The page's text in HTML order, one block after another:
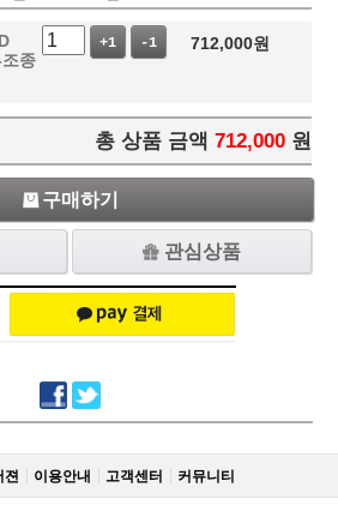
종
+1 -1 712,000원
총 상품 금액 712,000 원
구매하기
관심상품
젼 이용안내 고객센터 커뮤니티